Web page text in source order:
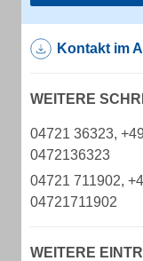
Kontakt im
WEITERE
04721 36323,
0472136323
04721 711902,
04721711902
WEITERE